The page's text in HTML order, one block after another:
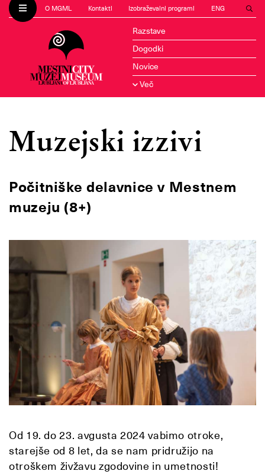
O MGML Kontakti Izobraževalni programi ENG
Razstave
Dogodki
Novice
Več
Muzejski izzivi
Počitniške delavnice v Mestnem
muzeju (8+)
Od 19. do 23. avgusta 2024 vabimo otroke,
starejše od 8 let, da se nam pridružijo na
otroškem živžavu zgodovine in umetnosti!